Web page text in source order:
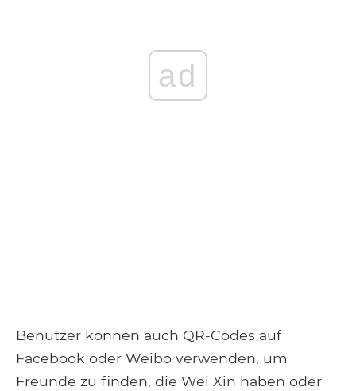
ad
Benutzer können auch QR-Codes auf
Facebook oder Weibo verwenden, um
Freunde zu finden, die Wei Xin haben oder